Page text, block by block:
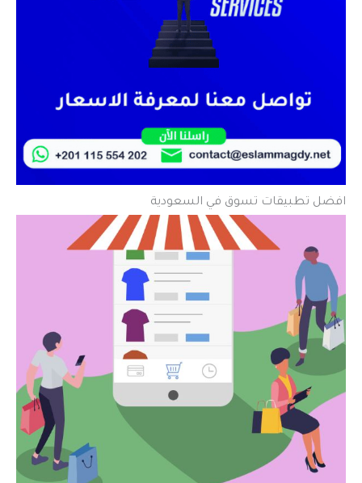
افضل تطبيقات تسوق في السعودية